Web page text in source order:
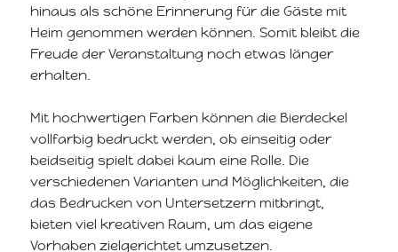
hinaus als schöne Erinnerung für die Gäste mit
Heim genommen werden können. Somit bleibt die
Freude der Veranstaltung noch etwas länger
erhalten.
Mit hochwertigen Farben können die Bierdeckel
vollfarbig bedruckt werden, ob einseitig oder
beidseitig spielt dabei kaum eine Rolle. Die
verschiedenen Varianten und Möglichkeiten, die
das Bedrucken von Untersetzern mitbringt,
bieten viel kreativen Raum, um das eigene
Vorhaben zielgerichtet umzusetzen.